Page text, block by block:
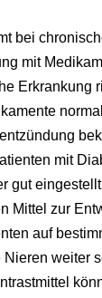
bei
mit
Erkrankung
mit
gut
Mittel zur
auf
weiter